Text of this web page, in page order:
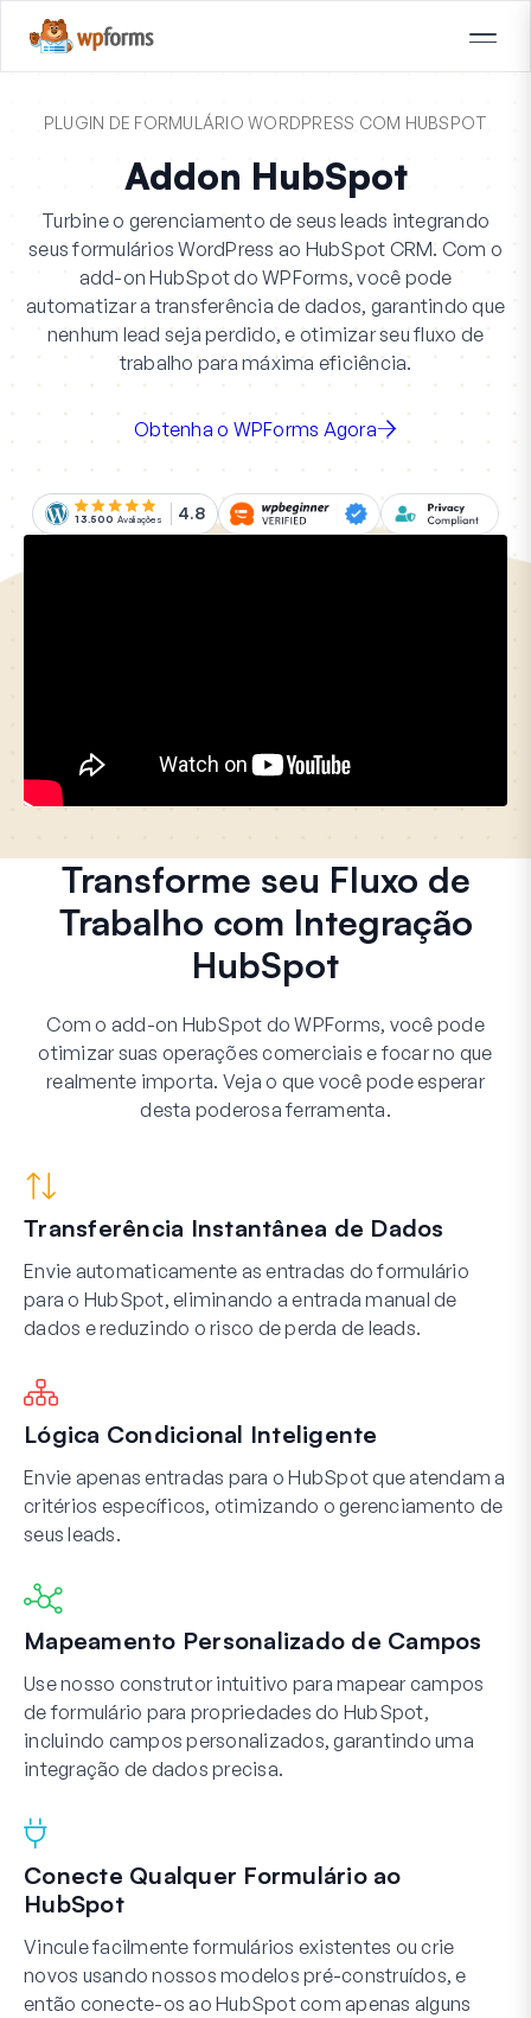
PLUGIN DE FORMULÁRIO WORDPRESS COM HUBSPOT
Addon HubSpot
Turbine o gerenciamento de seus leads integrando
seus formulários WordPress ao HubSpot CRM. Com o
add-on HubSpot do WPForms, você pode
automatizar a transferência de dados, garantindo que
nenhum lead seja perdido, e otimizar seu fluxo de
trabalho para máxima eficiência.
Obtenha o WPForms Agora
13.500 Avaliações 4.8
Transforme seu Fluxo de
Trabalho com Integração
HubSpot
Com o add-on HubSpot do WPForms, você pode
otimizar suas operações comerciais e focar no que
realmente importa. Veja o que você pode esperar
desta poderosa ferramenta.
Transferência Instantânea de Dados
Envie automaticamente as entradas do formulário
para o HubSpot, eliminando a entrada manual de
dados e reduzindo o risco de perda de leads.
Lógica Condicional Inteligente
Envie apenas entradas para o HubSpot que atendam a
critérios específicos, otimizando o gerenciamento de
seus leads.
Mapeamento Personalizado de Campos
Use nosso construtor intuitivo para mapear campos
de formulário para propriedades do HubSpot,
incluindo campos personalizados, garantindo uma
integração de dados precisa.
Conecte Qualquer Formulário ao
HubSpot
Vincule facilmente formulários existentes ou crie
novos usando nossos modelos pré-construídos, e
então conecte-os ao HubSpot com apenas alguns